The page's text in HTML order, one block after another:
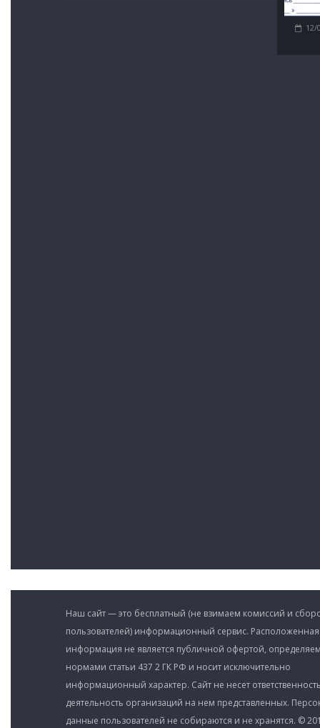
12/
Наш сайт — это бесплатный (не взимаем комиссий и
пользователей) информационный сервис.
информация не является публичной офертой,
нормами статьи 437 2 ГК РФ и носит исключительно
информационный характер. Сайт не несет
деятельность организаций на нем представленных.
данные пользователей не собираются и не хранятся. ©